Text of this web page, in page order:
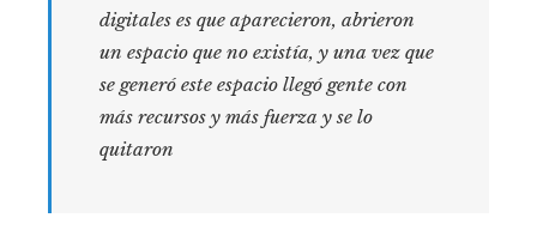
digitales es que aparecieron, abrieron
un espacio que no existía, y una vez que
se generó este espacio llegó gente con
más recursos y más fuerza y se lo
quitaron